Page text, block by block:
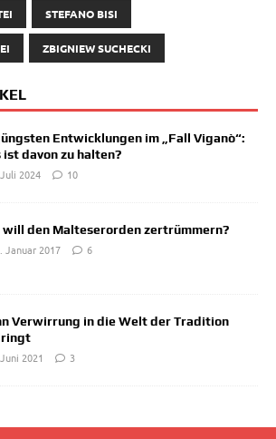
STEFANO BISI
ZBIGNIEW SUCHECKI
Entwicklungen im „Fall Viganò“:
ist davon zu halten?
2024
10
will den Malteserorden zertrümmern?
Januar 2017
6
Verwirrung in die Welt der Tradition
2021
3